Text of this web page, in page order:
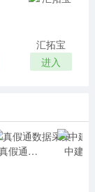
汇拓宝
进入
真假通数据采集 中建E